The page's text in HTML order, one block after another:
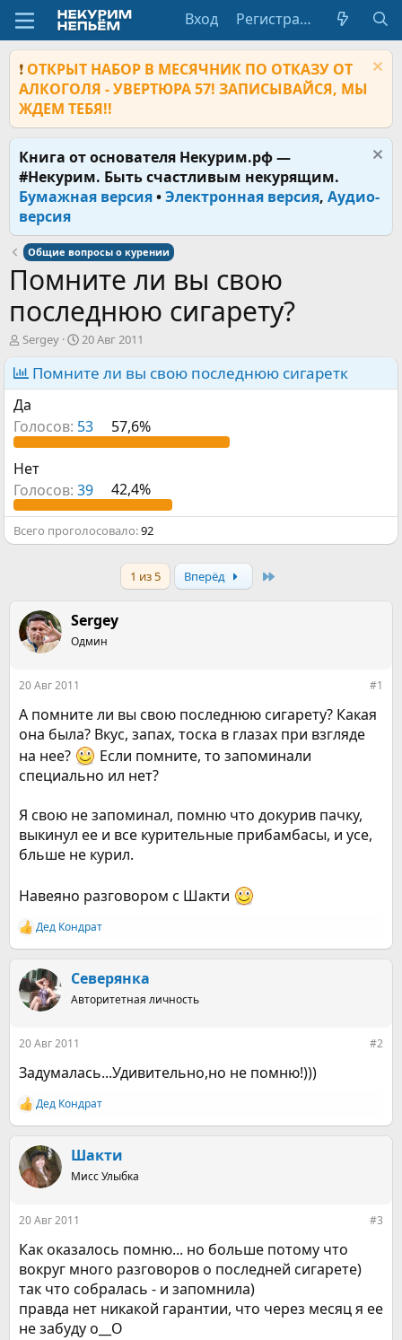
Вход Регистрация
❗ ОТКРЫТ НАБОР В МЕСЯЧНИК ПО ОТКАЗУ ОТ
АЛКОГОЛЯ - УВЕРТЮРА 57! ЗАПИСЫВАЙСЯ, МЫ
ЖДЕМ ТЕБЯ!!
Книга от основателя Некурим.рф —
#Некурим. Быть счастливым некурящим.
Бумажная версия•Электронная версия, Аудио-
версия
Общие вопросы о курении
Помните ли вы свою
последнюю сигарету?
А
в
т
о
р
е
м
ы
Sergey
Д
а
т
а
а
ч
а
а
20 Авг 2011
Помните ли вы свою последнюю сигаретк
Да
Голосов: 53 57,6%
Нет
Голосов: 39 42,4%
Всего проголосовало 92
1 из 5 Вперёд
Sergey
Одмин
20 Авг 2011 #1
А помните ли вы свою последнюю сигарету? Какая
она была? Вкус, запах, тоска в глазах при взгляде
на нее?
Если помните, то запоминали
специально ил нет?
Я свою не запоминал, помню что докурив пачку,
выкинул ее и все курительные прибамбасы, и усе,
бльше не курил.
Навеяно разговором с Шакти
Р
е
к
ц
и
Дед Кондрат
Северянка
Авторитетная личность
20 Авг 2011 #2
Задумалась...Удивительно,но не помню!)))
Р
е
к
ц
и
Дед Кондрат
Шакти
Мисс Улыбка
20 Авг 2011 #3
Как оказалось помню... но больше потому что
вокруг много разговоров о последней сигарете)
так что собралась - и запомнила)
правда нет никакой гарантии, что через месяц я ее
не забуду о__О